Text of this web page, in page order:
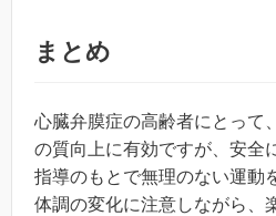
まとめ
心臓弁膜症の高齢者にとって
の質向上に有効ですが、安全
指導のもとで無理のない運動
体調の変化に注意しながら、